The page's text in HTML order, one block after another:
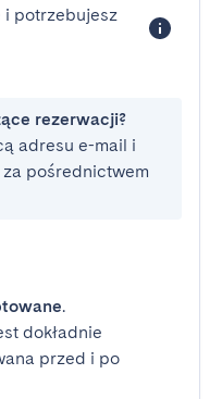
i potrzebujesz
rezerwacji?
adresu e-mail i
pośrednictwem
.
dokładnie
przed i po